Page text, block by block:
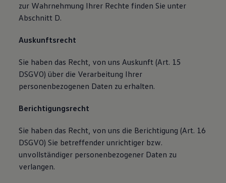
zur Wahrnehmung Ihrer Rechte finden Sie unter
Abschnitt D.
Auskunftsrecht
Sie haben das Recht, von uns Auskunft (Art. 15
DSGVO) über die Verarbeitung Ihrer
personenbezogenen Daten zu erhalten.
Berichtigungsrecht
Sie haben das Recht, von uns die Berichtigung (Art. 16
DSGVO) Sie betreffender unrichtiger bzw.
unvollständiger personenbezogener Daten zu
verlangen.